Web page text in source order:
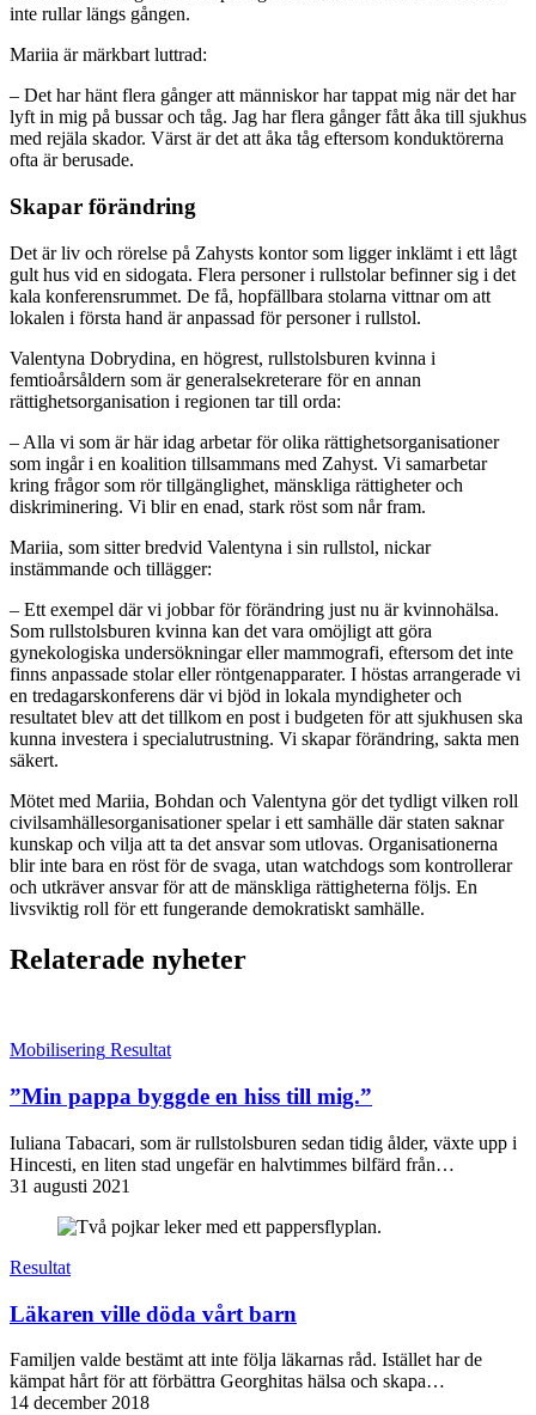
inte rullar längs gången.
Mariia är märkbart luttrad:
– Det har hänt flera gånger att människor har tappat mig när det har
lyft in mig på bussar och tåg. Jag har flera gånger fått åka till sjukhus
med rejäla skador. Värst är det att åka tåg eftersom konduktörerna
ofta är berusade.
Skapar förändring
Det är liv och rörelse på Zahysts kontor som ligger inklämt i ett lågt
gult hus vid en sidogata. Flera personer i rullstolar befinner sig i det
kala konferensrummet. De få, hopfällbara stolarna vittnar om att
lokalen i första hand är anpassad för personer i rullstol.
Valentyna Dobrydina, en högrest, rullstolsburen kvinna i
femtioårsåldern som är generalsekreterare för en annan
rättighetsorganisation i regionen tar till orda:
– Alla vi som är här idag arbetar för olika rättighetsorganisationer
som ingår i en koalition tillsammans med Zahyst. Vi samarbetar
kring frågor som rör tillgänglighet, mänskliga rättigheter och
diskriminering. Vi blir en enad, stark röst som når fram.
Mariia, som sitter bredvid Valentyna i sin rullstol, nickar
instämmande och tillägger:
– Ett exempel där vi jobbar för förändring just nu är kvinnohälsa.
Som rullstolsburen kvinna kan det vara omöjligt att göra
gynekologiska undersökningar eller mammografi, eftersom det inte
finns anpassade stolar eller röntgenapparater. I höstas arrangerade vi
en tredagarskonferens där vi bjöd in lokala myndigheter och
resultatet blev att det tillkom en post i budgeten för att sjukhusen ska
kunna investera i specialutrustning. Vi skapar förändring, sakta men
säkert.
Mötet med Mariia, Bohdan och Valentyna gör det tydligt vilken roll
civilsamhällesorganisationer spelar i ett samhälle där staten saknar
kunskap och vilja att ta det ansvar som utlovas. Organisationerna
blir inte bara en röst för de svaga, utan watchdogs som kontrollerar
och utkräver ansvar för att de mänskliga rättigheterna följs. En
livsviktig roll för ett fungerande demokratiskt samhälle.
Relaterade nyheter
Mobilisering Resultat
”Min pappa byggde en hiss till mig.”
Iuliana Tabacari, som är rullstolsburen sedan tidig ålder, växte upp i
Hincesti, en liten stad ungefär en halvtimmes bilfärd från…
31 augusti 2021
Resultat
Läkaren ville döda vårt barn
Familjen valde bestämt att inte följa läkarnas råd. Istället har de
kämpat hårt för att förbättra Georghitas hälsa och skapa…
14 december 2018